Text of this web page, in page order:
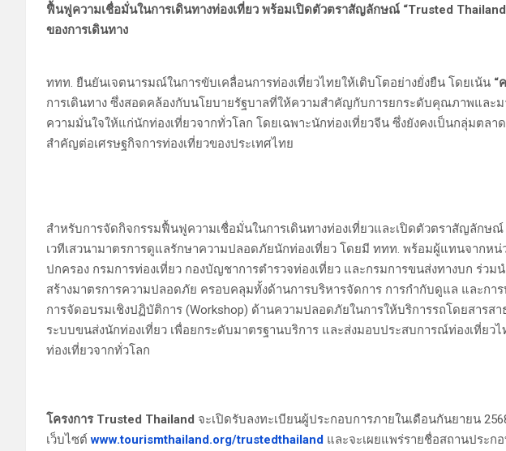
ฟื้นฟูความเชื่อมั่นในการเดินทางท่องเที่ยว พร้อมเปิดตัวตราสัญลักษณ์ “Trusted
ของการเดินทาง
ททท. ยืนยันเจตนารมณ์ในการขับเคลื่อนการท่องเที่ยวไทยให้เติบโตอย่างยั่งยืน โดยเน้น “
การเดินทาง ซึ่งสอดคล้องกับนโยบายรัฐบาลที่ให้ความสำคัญกับการยกระดับคุณภาพและม
ความมั่นใจให้แก่นักท่องเที่ยวจากทั่วโลก โดยเฉพาะนักท่องเที่ยวจีน ซึ่งยังคงเป็นกลุ่มตล
สำคัญต่อเศรษฐกิจการท่องเที่ยวของประเทศไทย
สำหรับการจัดกิจกรรมฟื้นฟูความเชื่อมั่นในการเดินทางท่องเที่ยวและเปิดตัวตราสัญลักษณ์
เวทีเสวนามาตรการดูแลรักษาความปลอดภัยนักท่องเที่ยว โดยมี ททท. พร้อมผู้แทนจากห
ปกครอง กรมการท่องเที่ยว กองบัญชาการตำรวจท่องเที่ยว และกรมการขนส่งทางบก ร่วม
สร้างมาตรการความปลอดภัย ครอบคลุมทั้งด้านการบริหารจัดการ การกำกับดูแล และกา
การจัดอบรมเชิงปฏิบัติการ (Workshop) ด้านความปลอดภัยในการให้บริการรถโดยสารส
ระบบขนส่งนักท่องเที่ยว เพื่อยกระดับมาตรฐานบริการ และส่งมอบประสบการณ์ท่องเที่ยว
ท่องเที่ยวจากทั่วโลก
โครงการ Trusted Thailand จะเปิดรับลงทะเบียนผู้ประกอบการภายในเดือนกันยายน
เว็บไซต์www.tourismthailand.org/trustedthailand และจะเผยแพร่รายชื่อสถานประ